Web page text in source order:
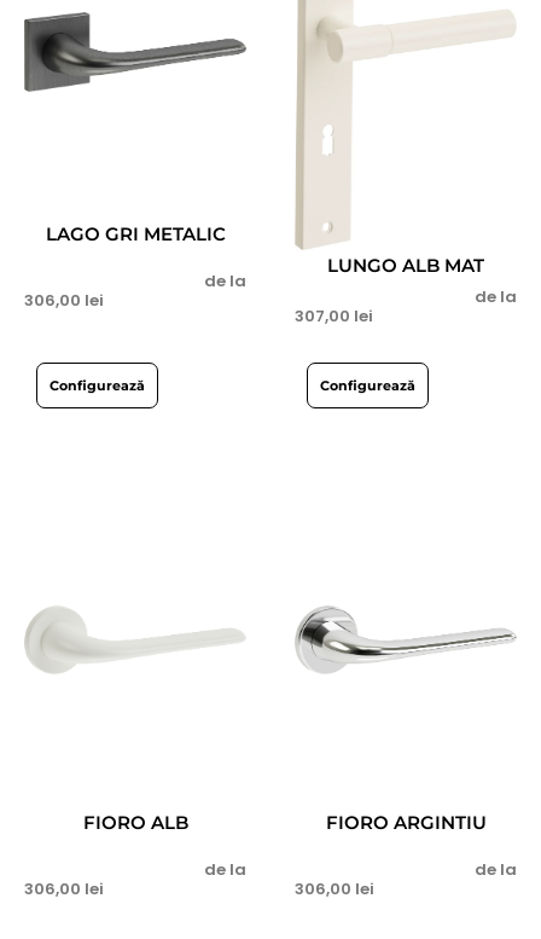
LAGO GRI METALIC
de la
306,00 lei
Configurează
LUNGO ALB MAT
de la
307,00 lei
Configurează
FIORO ALB
de la
306,00 lei
FIORO ARGINTIU
de la
306,00 lei